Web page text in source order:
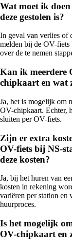
Wat moet ik
deze gestolen is?
In geval van verlies of
melden bij de OV-fiets
over de te nemen
Kan ik meerdere
chipkaart en wat
Ja, het is mogelijk om
OV-chipkaart. Echter,
sluiten per OV-fiets.
Zijn er extra
OV-fiets bij NS-
deze kosten?
Ja, bij het huren van
kosten in rekening
variëren per station en
huurproces.
Is het mogelijk
OV-chipkaart en